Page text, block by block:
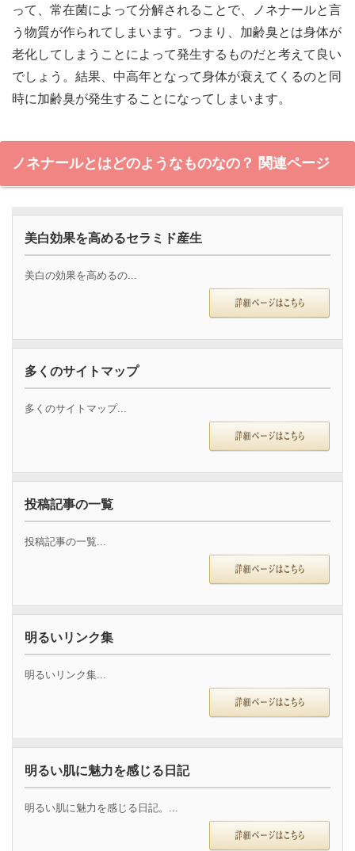
って、常在菌によって分解されることで、ノネナールと言
う物質が作られてしまいます。つまり、加齢臭とは身体が
老化してしまうことによって発生するものだと考えて良い
でしょう。結果、中高年となって身体が衰えてくるのと同
時に加齢臭が発生することになってしまいます。
ノネナールとはどのようなものなの？ 関連ページ
美白効果を高めるセラミド産生
美白の効果を高めるの...
多くのサイトマップ
多くのサイトマップ...
投稿記事の一覧
投稿記事の一覧...
明るいリンク集
明るいリンク集...
明るい肌に魅力を感じる日記
明るい肌に魅力を感じる日記。...